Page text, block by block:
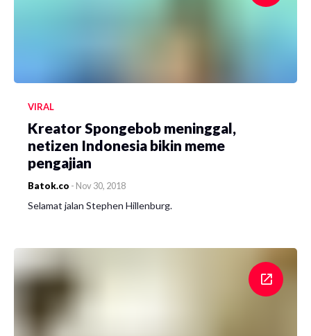
VIRAL
Kreator Spongebob meninggal,
netizen Indonesia bikin meme
pengajian
Batok.co - Nov 30, 2018
Selamat jalan Stephen Hillenburg.